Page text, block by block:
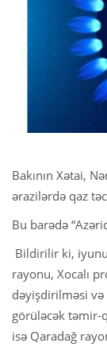
Bakının Xətai,
ərazilərdə qaz
Bu barədə
Bildirilir ki,
rayonu, Xocalı
dəyişdirilməsi
görüləcək təmir-
isə Qaradağ